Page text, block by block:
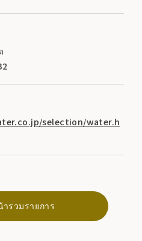
selection/water.h
รวมรายการ